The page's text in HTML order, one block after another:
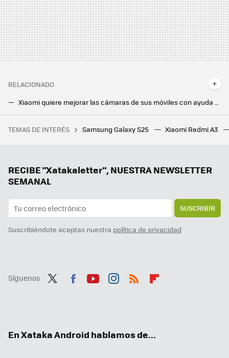
RELACIONADO
'Android gana la partida' y todos los móviles tendrán que venderse en Europa con USB-C desde 2024, incluido el iPhone
Xiaomi tiene esta bestial tablet con pantalla grande y 120 Hz: perfecta para ver películas y series
TEMAS DE INTERÉS Samsung Galaxy S25 Xiaomi Redmi A3
RECIBE "Xatakaletter", NUESTRA NEWSLETTER
SEMANAL
SUSCRIBIR
Suscribiéndote aceptas nuestra política de privacidad
Síguenos
En Xataka Android hablamos de...